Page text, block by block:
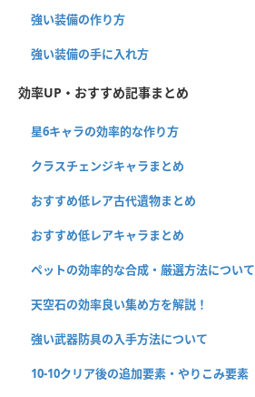
強い装備の作り方
強い装備の手に入れ方
効率UP・おすすめ記事まとめ
星6キャラの効率的な作り方
クラスチェンジキャラまとめ
おすすめ低レア古代遺物まとめ
おすすめ低レアキャラまとめ
ペットの効率的な合成・厳選方法について
天空石の効率良い集め方を解説！
強い武器防具の入手方法について
10-10クリア後の追加要素・やりこみ要素